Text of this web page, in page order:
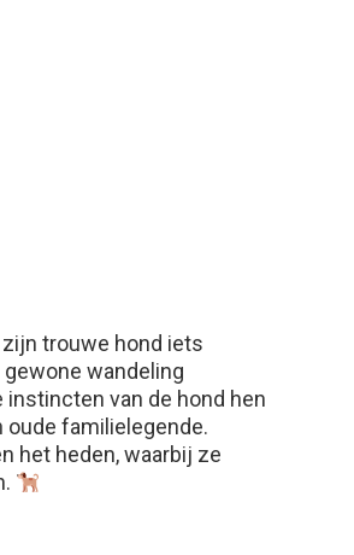
trouwe hond iets
wandeling
van de hond hen
oude familielegende.
het heden, waarbij ze